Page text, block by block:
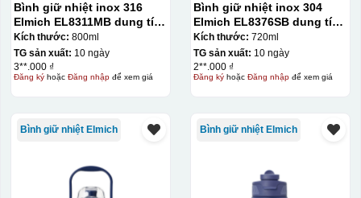
Bình giữ nhiệt inox 316
Elmich EL8311MB dung tích
800ml
Kích thước: 800ml
TG sản xuất: 10 ngày
3**.000 ₫
Đăng kýhoặc Đăng nhậpđể xem giá
Bình giữ nhiệt inox 304
Elmich EL8376SB dung tích
720ml
Kích thước: 720ml
TG sản xuất: 10 ngày
2**.000 ₫
Đăng kýhoặc Đăng nhậpđể xem giá
Bình giữ nhiệt Elmich Bình giữ nhiệt Elmich